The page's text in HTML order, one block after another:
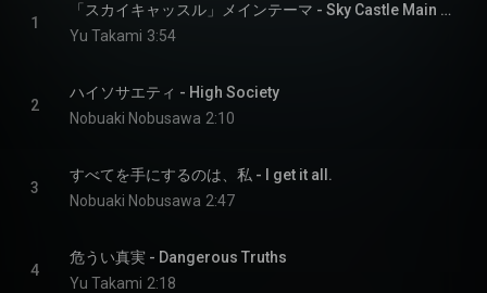
1
「スカイキャッスル」メインテーマ - Sky Castle Main Theme
Yu Takami 3:54
2
ハイソサエティ - High Society
Nobuaki Nobusawa 2:10
3
すべてを手にするのは、私 - I get it all.
Nobuaki Nobusawa 2:47
4
危うい真実 - Dangerous Truths
Yu Takami 2:18